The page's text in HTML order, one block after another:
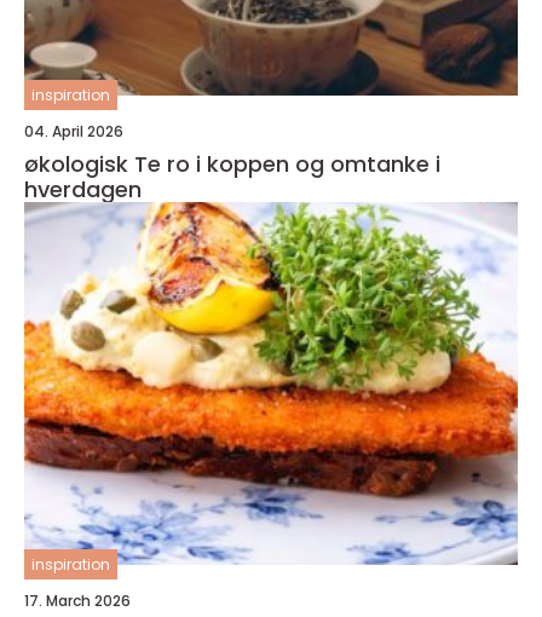
inspiration
04. April 2026
økologisk Te ro i koppen og omtanke i
hverdagen
inspiration
17. March 2026